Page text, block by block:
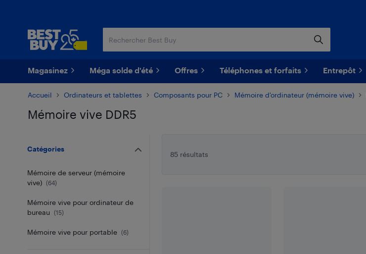
Magasinez Méga solde d'été Offres Téléphones et forfaits Entrepôt
Accueil Ordinateurs et tablettes Composants pour PC Mémoire d'ordinateur (mémoire vive)
Mémoire vive DDR5
85 résultats
Catégories
Mémoire de serveur (mémoire
vive)
(64)
Mémoire vive pour ordinateur de
bureau
(15)
Mémoire vive pour portable (6)